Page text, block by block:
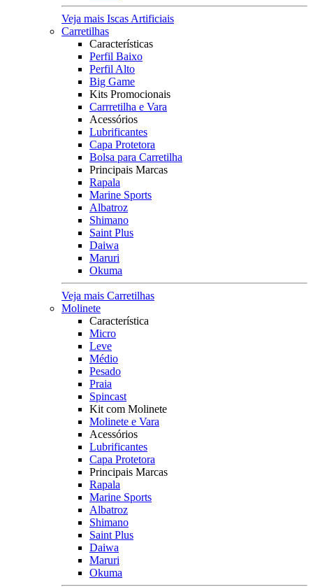
Veja mais Iscas Artificiais
Carretilhas
Características
Perfil Baixo
Perfil Alto
Big Game
Kits Promocionais
Carrretilha e Vara
Acessórios
Lubrificantes
Capa Protetora
Bolsa para Carretilha
Principais Marcas
Rapala
Marine Sports
Albatroz
Shimano
Saint Plus
Daiwa
Maruri
Okuma
Veja mais Carretilhas
Molinete
Característica
Micro
Leve
Médio
Pesado
Praia
Spincast
Kit com Molinete
Molinete e Vara
Acessórios
Lubrificantes
Capa Protetora
Principais Marcas
Rapala
Marine Sports
Albatroz
Shimano
Saint Plus
Daiwa
Maruri
Okuma